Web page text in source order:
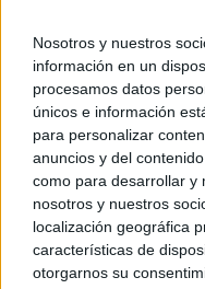
Nosotros y nuestros
información en un
procesamos datos
únicos e información
para personalizar
anuncios y del
como para desarrollar y
nosotros y nuestros
localización geográfica
características de
otorgarnos su
© Kiosko.net Aviso